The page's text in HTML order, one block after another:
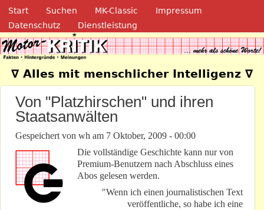
Direkt zum Inhalt
Navigation
Start Suchen MK-Classic
Impressum
Datenschutz
Dienstleistung
Motor-Kritik.de
∇ Alles mit menschlicher Intelligenz ∇
Von "Platzhirschen" und ihren
Staatsanwälten
Gespeichert von wh am 7 Oktober, 2009 - 00:00
Die vollständige Geschichte kann nur von
Premium-Benutzern nach Abschluss eines
Abos gelesen werden.
"Wenn ich einen journalistischen Text
veröffentliche, so habe ich eine